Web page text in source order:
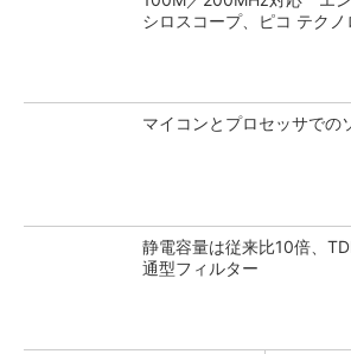
シロスコープ、ピコ テクノ
マイコンとプロセッサでの
静電容量は従来比10倍、
通型フィルター